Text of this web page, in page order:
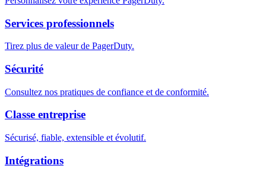
Services professionnels
Tirez plus de valeur de PagerDuty.
Sécurité
Consultez nos pratiques de confiance et de conformité.
Classe entreprise
Sécurisé, fiable, extensible et évolutif.
Intégrations